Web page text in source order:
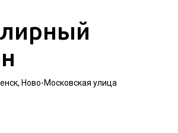
Ново-Московская улица